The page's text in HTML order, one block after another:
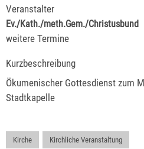
Veranstalter
Ev./Kath./meth.Gem./Christusbund
weitere Termine
Kurzbeschreibung
Ökumenischer Gottesdienst zum
Stadtkapelle
Kirche Kirchliche Veranstaltung